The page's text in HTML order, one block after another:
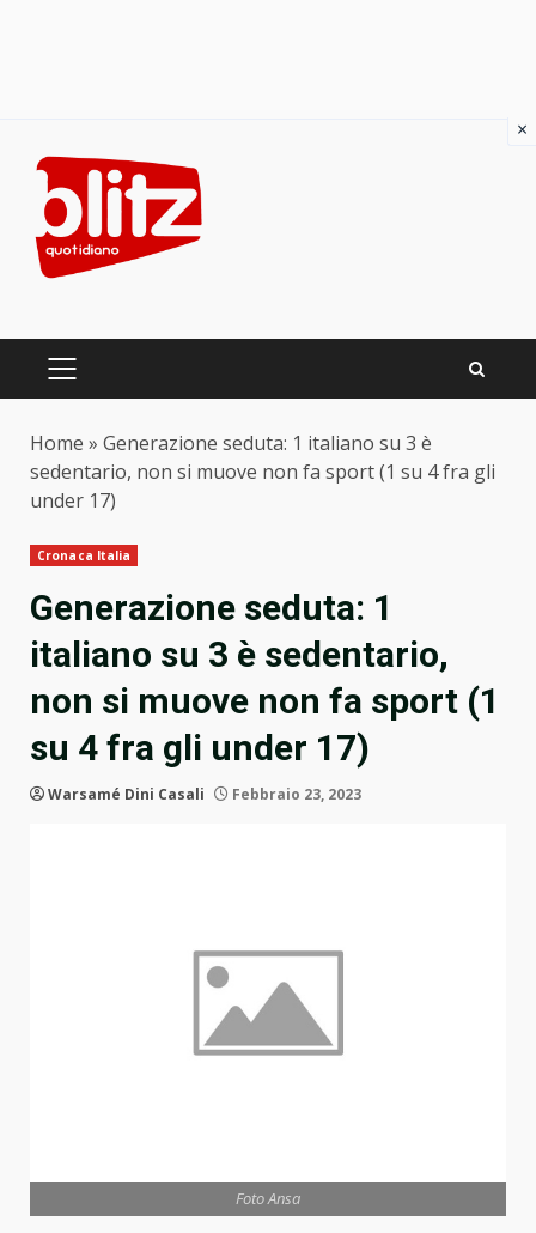
content
PRIMARY
Home » Generazione seduta: 1 italiano su 3 è
sedentario, non si muove non fa sport (1 su 4 fra gli
under 17)
Cronaca Italia
Generazione seduta: 1
italiano su 3 è sedentario,
non si muove non fa sport (1
su 4 fra gli under 17)
Warsamé Dini Casali Febbraio 23, 2023
Foto Ansa
×